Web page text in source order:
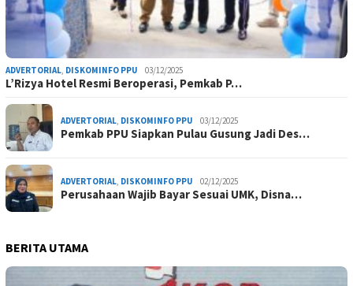
ADVERTORIAL, DISKOMINFO PPU 03/12/2025
L’Rizya Hotel Resmi Beroperasi, Pemkab P…
ADVERTORIAL, DISKOMINFO PPU 03/12/2025
Pemkab PPU Siapkan Pulau Gusung Jadi Des…
ADVERTORIAL, DISKOMINFO PPU 02/12/2025
Perusahaan Wajib Bayar Sesuai UMK, Disna…
BERITA UTAMA